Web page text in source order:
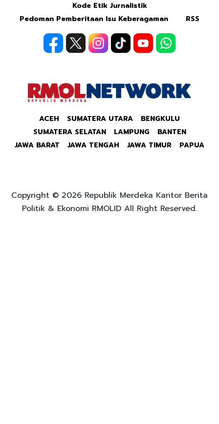
Kode Etik Jurnalistik
Pedoman Pemberitaan Isu Keberagaman
RSS
ACEH SUMATERA UTARA
BENGKULU
SUMATERA SELATAN
LAMPUNG
BANTEN
JAWA BARAT
JAWA TENGAH JAWA TIMUR PAPUA
Copyright © 2026 Republik Merdeka Kantor Berita
Politik & Ekonomi RMOLID All Right Reserved.